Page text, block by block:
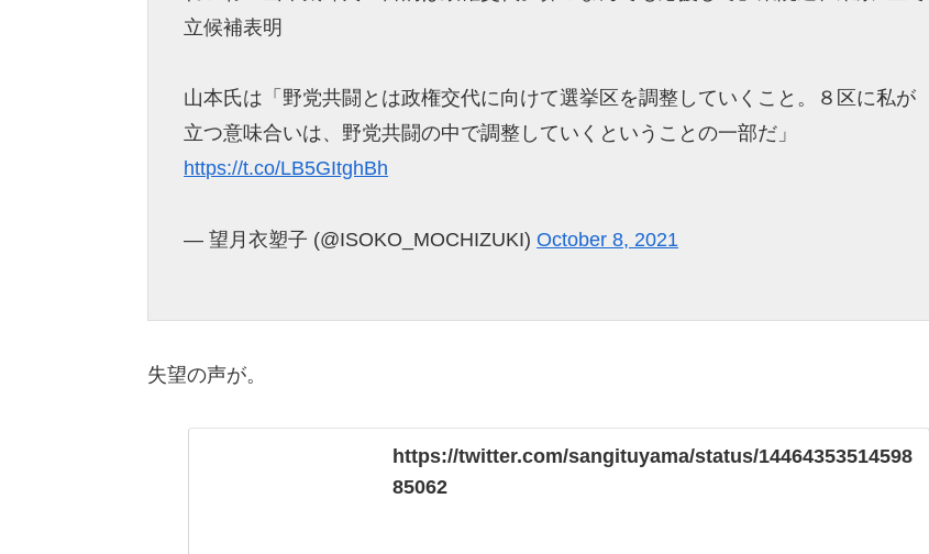
立候補表明
山本氏は「野党共闘とは政権交代に向けて選挙区を調整していくこと。８区に私が
立つ意味合いは、野党共闘の中で調整していくということの一部だ」
https://t.co/LB5GItghBh
— 望月衣塑子 (@ISOKO_MOCHIZUKI)October 8, 2021
失望の声が。
https://twitter.com/sangituyama/status/14464353514598
85062